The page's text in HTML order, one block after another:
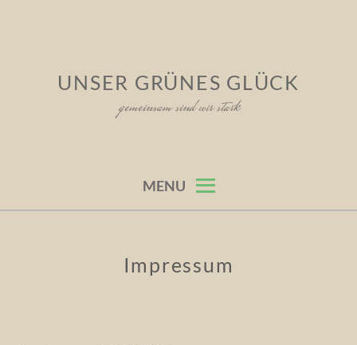
UNSER GRÜNES GLÜCK
gemeinsam sind wir stark
MENU
Impressum